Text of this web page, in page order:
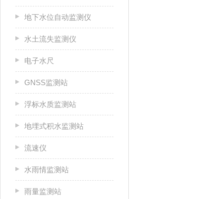
地下水位自动监测仪
水土流失监测仪
电子水尺
GNSS监测站
浮标水质监测站
地埋式积水监测站
流速仪
水雨情监测站
雨量监测站